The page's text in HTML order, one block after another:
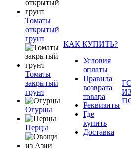
Томаты
открытый
грунт
Томаты
закрытый
грунт
Огурцы
Перцы
КАК КУПИТЬ?
Условия
оплаты
Правила
возврата
товара
Реквизиты
Где
купить
Доставка
ИЗ